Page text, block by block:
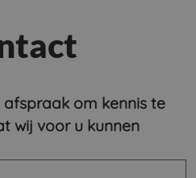
om kennis te
wij voor u kunnen